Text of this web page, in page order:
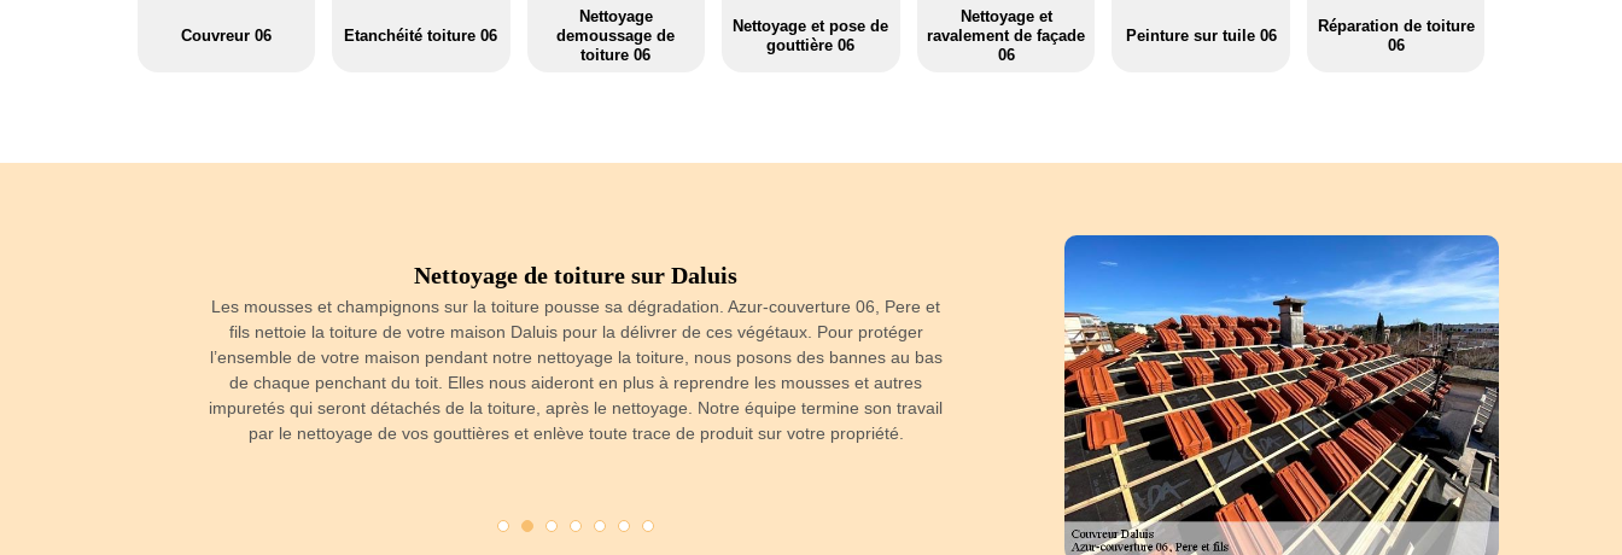
Couvreur 06 Etanchéité toiture 06
Nettoyage
demoussage de
toiture 06
Nettoyage et pose de
gouttière 06
Nettoyage et
ravalement de façade
06
Peinture sur tuile 06
Réparation de toiture
06
Nettoyage de toiture sur Daluis
Les mousses et champignons sur la toiture pousse sa dégradation. Azur-couverture 06, Pere et
fils nettoie la toiture de votre maison Daluis pour la délivrer de ces végétaux. Pour protéger
l’ensemble de votre maison pendant notre nettoyage la toiture, nous posons des bannes au bas
de chaque penchant du toit. Elles nous aideront en plus à reprendre les mousses et autres
impuretés qui seront détachés de la toiture, après le nettoyage. Notre équipe termine son travail
par le nettoyage de vos gouttières et enlève toute trace de produit sur votre propriété.
Travaux de toiture sur Daluis : Azur-couverture 06, Pere et fils
service
La toiture est le revêtement qui recouvre la partie supérieure de la maison. Elle
protéger son intérieur des changements de climat. L’étanchéité, la solidité et
caractéristiques recherchées pour la toiture. Il est recommandé de recourir au
couvreur professionnel agrée comme Azur-couverture 06, Pere et fils pour contrôler
soin de votre toiture. En activité sur Daluis, notre entreprise de toiture essaye toujours
une solution appropriée pour le problème de votre toiture. Contactez-nous, nous
décevrons pas.